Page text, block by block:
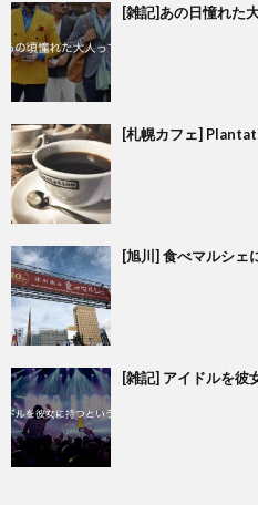
[雑記]あの日憧れた
[札幌カフェ]
[旭川] 食べマルシェ
[雑記] アイドルを彼